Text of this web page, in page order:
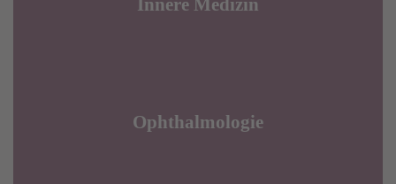
Innere Medizin
Ophthalmologie